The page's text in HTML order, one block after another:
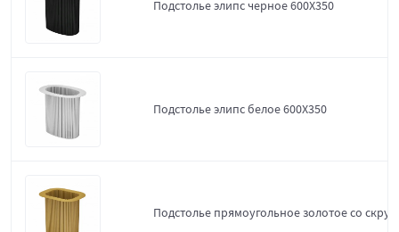
Подстолье элипс черное 600Х350
Подстолье элипс белое 600Х350
Подстолье прямоугольное золотое со